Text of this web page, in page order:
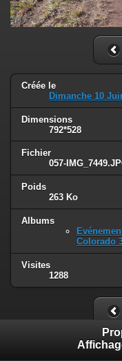
Créée le
Dimanche 10
Dimensions
792*528
Fichier
057-
Poids
263 Ko
Albums
Colorado
Visites
1288